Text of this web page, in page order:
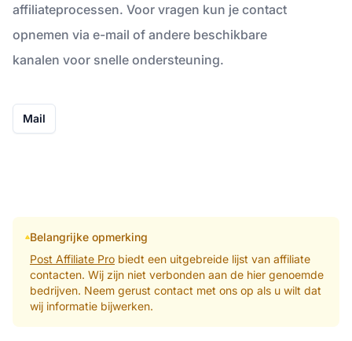
affiliateprocessen. Voor vragen kun je contact
opnemen via e-mail of andere beschikbare
kanalen voor snelle ondersteuning.
Mail
Belangrijke opmerking
Post Affiliate Probiedt een uitgebreide lijst van affiliate
contacten. Wij zijn niet verbonden aan de hier genoemde
bedrijven. Neem gerust contact met ons op als u wilt dat
wij informatie bijwerken.